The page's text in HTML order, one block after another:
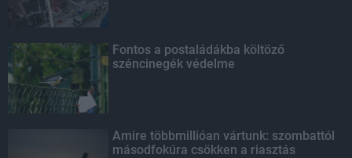
Fontos a postaládákba költöző
széncinegék védelme
Amire többmillióan vártunk: szombattól
másodfokúra csökken a riasztás